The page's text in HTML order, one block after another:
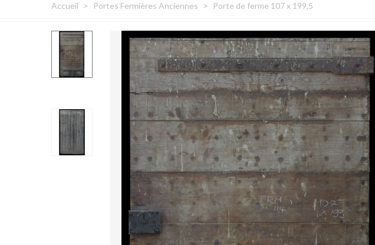
Accueil > Portes Fermières Anciennes > Porte de ferme 107 x 199,5